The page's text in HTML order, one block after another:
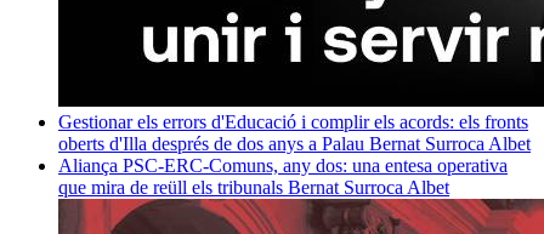
Gestionar els errors d'Educació i complir els acords: els fronts
oberts d'Illa després de dos anys a Palau Bernat Surroca Albet
Aliança PSC-ERC-Comuns, any dos: una entesa operativa
que mira de reüll els tribunals Bernat Surroca Albet